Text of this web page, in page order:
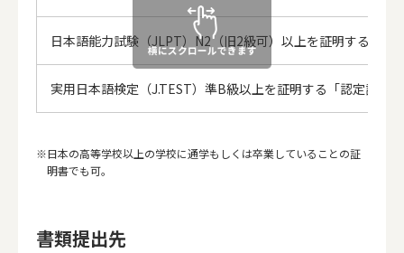
日本語能力試験（JLPT）N2（旧2級可）以上を証明する「日
実用日本語検定（J.TEST）準B級以上を証明する「認定証」
日本の高等学校以上の学校に通学もしくは卒業していることの証
明書でも可。
書類提出先